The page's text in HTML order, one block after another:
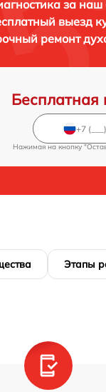
за наш
выезд
ремонт
Бесплатная
Нажимая на кнопку
Этапы